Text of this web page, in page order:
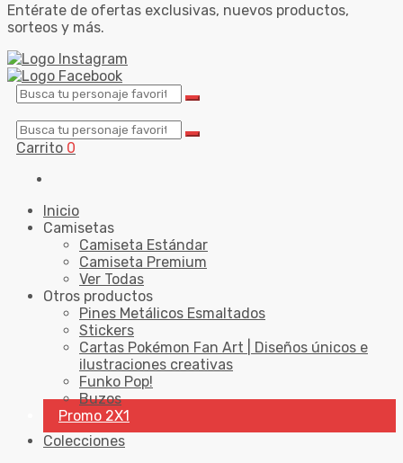
Entérate de ofertas exclusivas, nuevos productos,
sorteos y más.
Carrito 0
Inicio
Camisetas
Camiseta Estándar
Camiseta Premium
Ver Todas
Otros productos
Pines Metálicos Esmaltados
Stickers
Cartas Pokémon Fan Art | Diseños únicos e
ilustraciones creativas
Funko Pop!
Buzos
Promo 2X1
Colecciones